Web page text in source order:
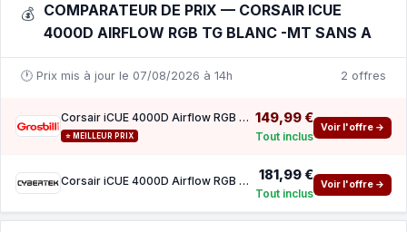
💰 COMPARATEUR DE PRIX — CORSAIR ICUE
4000D AIRFLOW RGB TG BLANC -MT SANS A
🕐 Prix mis à jour le 07/08/2026 à 14h 2 offres
Corsair iCUE 4000D Airflow RGB TG White -MT Sans Alim ATX
⭐ MEILLEUR PRIX
149,99 €
Tout inclus
Voir l'offre →
Corsair iCUE 4000D Airflow RGB TG Blanc -MT Sans Alim ATX 181,99 €
Tout inclus
Voir l'offre →